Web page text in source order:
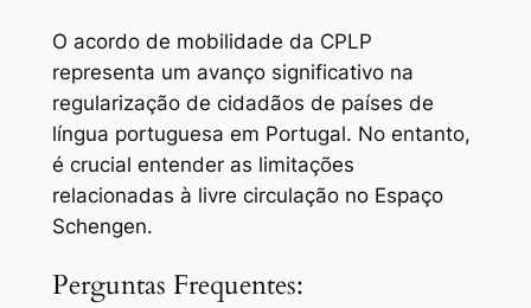
O acordo de mobilidade da CPLP
representa um avanço significativo na
regularização de cidadãos de países de
língua portuguesa em Portugal. No entanto,
é crucial entender as limitações
relacionadas à livre circulação no Espaço
Schengen.
Perguntas Frequentes: